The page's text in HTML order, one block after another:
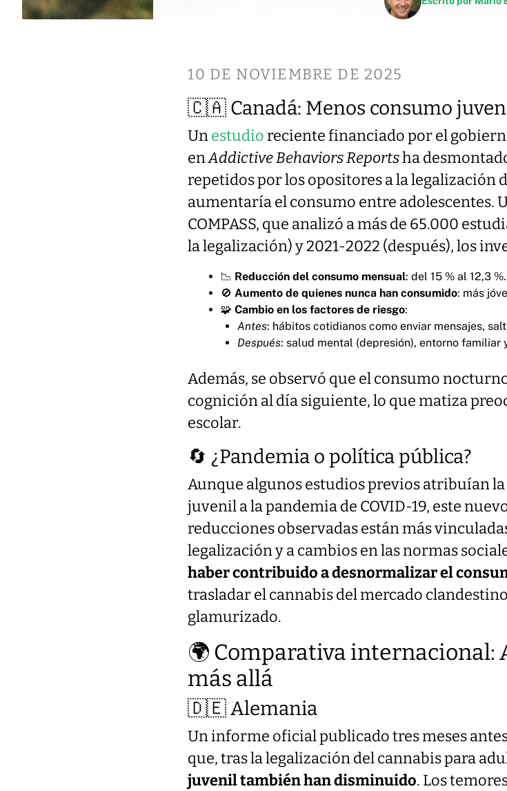
10 DE NOVIEMBRE DE 2025
🇨🇦 Canadá: Menos consumo
Unestudioreciente financiado por el
enAddictive Behaviors Reportsha
repetidos por los opositores a la legalización
aumentaría el consumo entre adolescentes.
COMPASS, que analizó a más de 65.000
la legalización) y 2021-2022 (después), los
📉 Reducción del consumo mensual: del 15 % al 12,3 %.
🚫 Aumento de quienes nunca han consumido: más
🧩 Cambio en los factores de riesgo:
Antes: hábitos cotidianos como enviar mensajes,
Después: salud mental (depresión), entorno familiar
Además, se observó que el consumo
cognición al día siguiente, lo que matiza
escolar.
🔄 ¿Pandemia o política pública?
Aunque algunos estudios previos atribuían
juvenil a la pandemia de COVID-19, este
reducciones observadas están más
legalización y a cambios en las normas
haber contribuido a desnormalizar el
trasladar el cannabis del mercado
glamurizado.
🌍 Comparativa internacional:
más allá
🇩🇪 Alemania
Un informe oficial publicado tres meses
que, tras la legalización del cannabis para
juvenil también han disminuido. Los